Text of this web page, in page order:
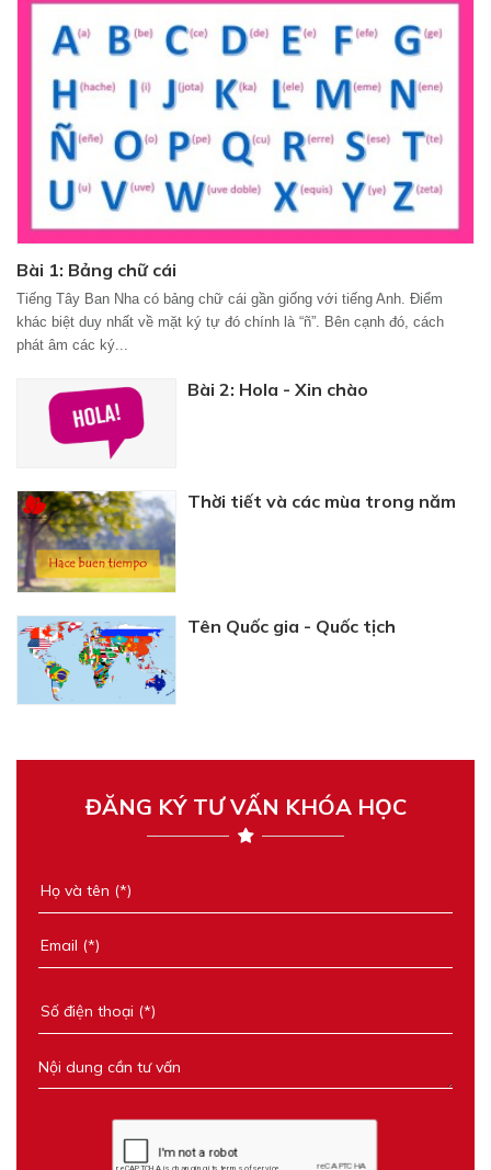
Bài 1: Bảng chữ cái
Tiếng Tây Ban Nha có bảng chữ cái gần giống với tiếng Anh. Điểm
khác biệt duy nhất về mặt ký tự đó chính là “ñ”. Bên cạnh đó, cách
phát âm các ký...
Bài 2: Hola - Xin chào
Thời tiết và các mùa trong năm
Tên Quốc gia - Quốc tịch
ĐĂNG KÝ TƯ VẤN KHÓA HỌC